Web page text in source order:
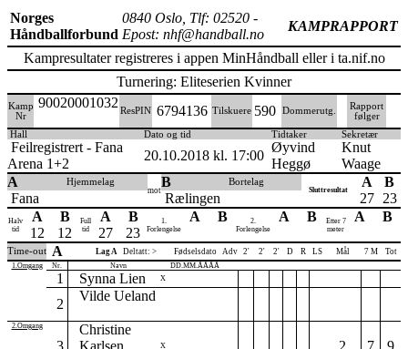
Norges
Håndballforbund
0840 Oslo, Tlf: 02520 -
Epost: nhf@handball.no
KAMPRAPPORT
Kampresultater registreres i appen MinHåndball eller i ta.nif.no
Turnering: Eliteserien Kvinner
Kamp
Nr
90020001032
ResPIN 6794136 Tilskuere 590 Dommerutg.
Rapport
følger
Hall
Dato og tid Tidtaker Sekretær
Feilregistrert - Fana
Arena 1+2
20.10.2018 kl. 17:00
Øyvind
Heggø
Knut
Waage
A
Hjemmelag
Fana mot
B Bortelag
Rælingen
Sluttresultat
A
27
B
23
Halv
tid
A
12
B
12
Full
tid
A
27
B
23
1.
Forlengelse
A B
2.
Forlengelse
A B
Etter 7
meter
A B
Time-out A Lag A Deltatt: > Fødselsdato Adv 2' 2' 2' D R LS Mål 7 M Tot
1.Omgang Nr. Navn DD.MM.ÅÅÅÅ
1 Synna Lien X
2
Vilde Ueland
2.Omgang
3
Christine
Karlsen
X 2 7 9